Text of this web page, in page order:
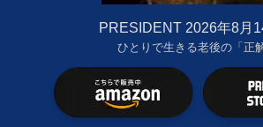
PRESIDENT 2026年8月
ひとりで生きる老後の「正解